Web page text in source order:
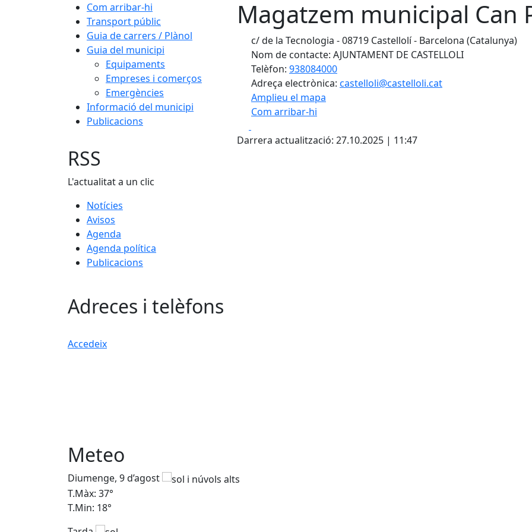
Com arribar-hi
Transport públic
Guia de carrers / Plànol
Guia del municipi
Equipaments
Empreses i comerços
Emergències
Informació del municipi
Publicacions
Magatzem municipal Can
c/ de la Tecnologia - 08719 Castellolí - Barcelona (Catalunya)
Nom de contacte: AJUNTAMENT DE CASTELLOLI
Telèfon: 938084000
Adreça electrònica: castelloli@castelloli.cat
Amplieu el mapa
Com arribar-hi
+
Darrera actualització: 27.10.2025 | 11:47
RSS
L'actualitat a un clic
Notícies
Avisos
Agenda
Agenda política
Publicacions
Adreces i telèfons
Accedeix
Meteo
Diumenge, 9 d’agost
T.Màx: 37°
T.Min: 18°